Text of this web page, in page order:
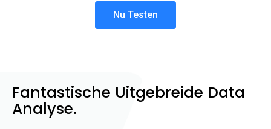
Nu Testen
Fantastische Uitgebreide Data
Analyse.